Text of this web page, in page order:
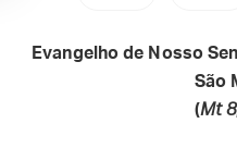
Evangelho de Nosso
São
(Mt 8